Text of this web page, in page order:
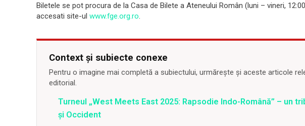
Biletele se pot procura de la Casa de Bilete a Ateneului Român (luni – vineri,
accesati site-ul www.fge.org.ro.
Context și subiecte conexe
Pentru o imagine mai completă a subiectului, urmărește și aceste articole
editorial.
Turneul „West Meets East 2025: Rapsodie Indo-Română” – un
și Occident